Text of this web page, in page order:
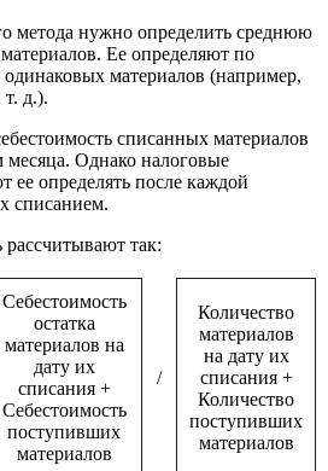
метода нужно определить среднюю
Ее определяют по
материалов (например,
д.).
списанных материалов
месяца. Однако налоговые
ее определять после каждой
списанием.
так:
Себестоимость
остатка
материалов на
дату их
списания +
Себестоимость
поступивших
материалов
/
Количество
материалов
на дату их
списания +
Количество
поступивших
материалов